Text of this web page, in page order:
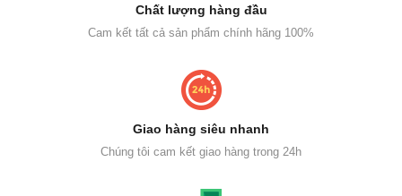
Chất lượng hàng đầu
Cam kết tất cả sản phẩm chính hãng 100%
Giao hàng siêu nhanh
Chúng tôi cam kết giao hàng trong 24h